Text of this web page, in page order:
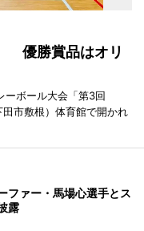
優勝賞品はオリ
ーボール大会「第3回
市敷根）体育館で開かれ
ファー・馬場心選手とス
露